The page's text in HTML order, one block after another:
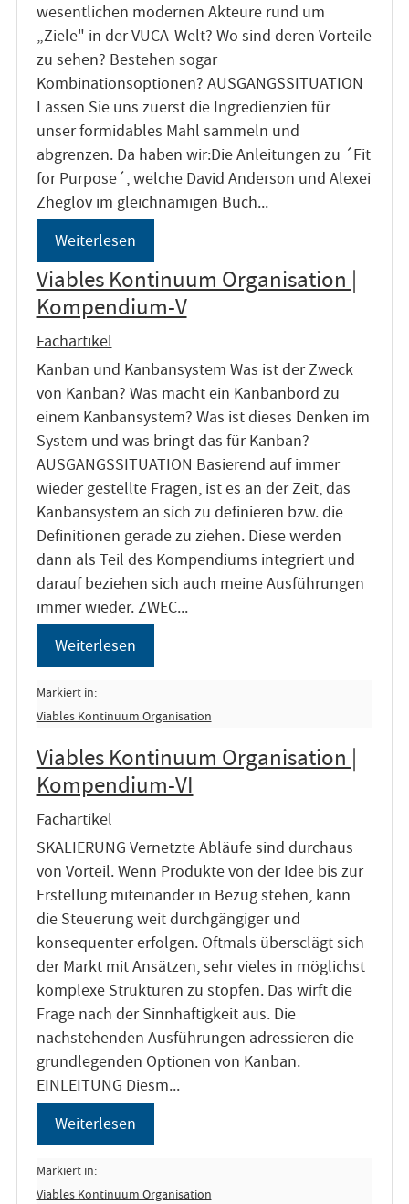
wesentlichen modernen Akteure rund um
„Ziele" in der VUCA-Welt? Wo sind deren Vorteile
zu sehen? Bestehen sogar
Kombinationsoptionen? AUSGANGSSITUATION
Lassen Sie uns zuerst die Ingredienzien für
unser formidables Mahl sammeln und
abgrenzen. Da haben wir:Die Anleitungen zu ´Fit
for Purpose´, welche David Anderson und Alexei
Zheglov im gleichnamigen Buch...
Weiterlesen
Viables Kontinuum Organisation |
Kompendium-V
Fachartikel
Kanban und Kanbansystem Was ist der Zweck
von Kanban? Was macht ein Kanbanbord zu
einem Kanbansystem? Was ist dieses Denken im
System und was bringt das für Kanban?
AUSGANGSSITUATION Basierend auf immer
wieder gestellte Fragen, ist es an der Zeit, das
Kanbansystem an sich zu definieren bzw. die
Definitionen gerade zu ziehen. Diese werden
dann als Teil des Kompendiums integriert und
darauf beziehen sich auch meine Ausführungen
immer wieder. ZWEC...
Weiterlesen
Markiert in:
Viables Kontinuum Organisation
Viables Kontinuum Organisation |
Kompendium-VI
Fachartikel
SKALIERUNG Vernetzte Abläufe sind durchaus
von Vorteil. Wenn Produkte von der Idee bis zur
Erstellung miteinander in Bezug stehen, kann
die Steuerung weit durchgängiger und
konsequenter erfolgen. Oftmals übersclägt sich
der Markt mit Ansätzen, sehr vieles in möglichst
komplexe Strukturen zu stopfen. Das wirft die
Frage nach der Sinnhaftigkeit aus. Die
nachstehenden Ausführungen adressieren die
grundlegenden Optionen von Kanban.
EINLEITUNG Diesm...
Weiterlesen
Markiert in:
Viables Kontinuum Organisation